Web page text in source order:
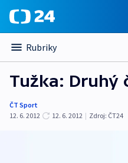
Rubriky
Tužka: Druhý
ČT Sport
12. 6. 2012
12. 6. 2012 | Zdroj: ČT24